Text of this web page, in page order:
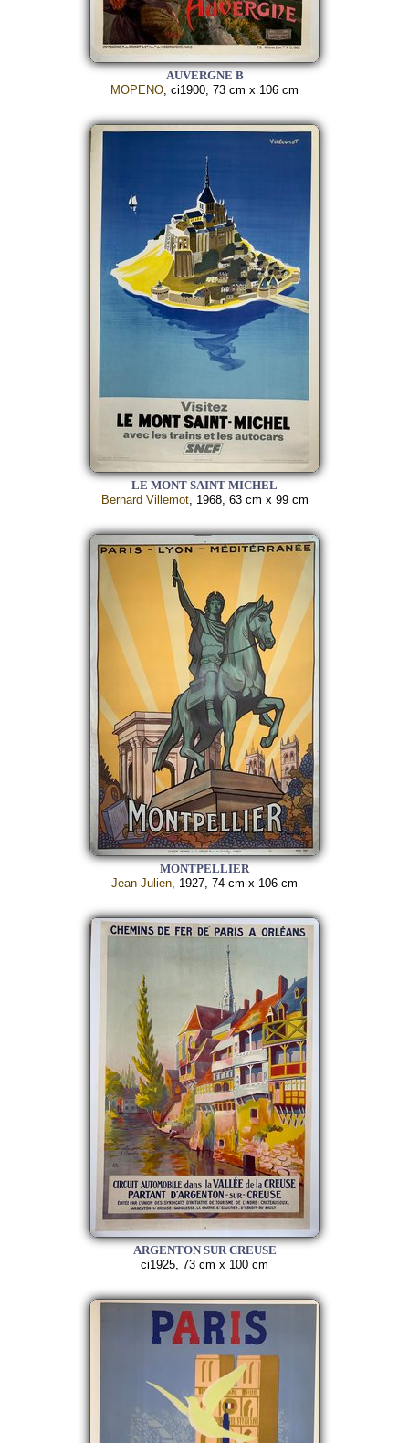
AUVERGNE B
MOPENO , ci1900, 73 cm x 106 cm
LE MONT SAINT MICHEL
Bernard Villemot, 1968, 63 cm x 99 cm
MONTPELLIER
Jean Julien , 1927, 74 cm x 106 cm
ARGENTON SUR CREUSE
ci1925, 73 cm x 100 cm